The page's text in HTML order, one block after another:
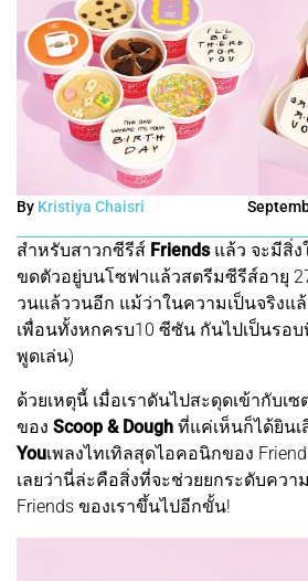
By Kristiya Chaisri
สำหรับสาวกซีรีส์ Friendsแล้ว จะมีสิ่ง
ขดตัวอยู่บนโซฟาแล้วสตรีมซีรีส์อายุ
วนแล้ววนอีก แม้ว่าในความเป็นจริงแล้
เพื่อนทั้งหกครบ10 ซีซัน กันไปเป็นรอ
พูดเล่น)
ด้วยเหตุนี้ เมื่อเราดันไปสะดุดเข้ากับ
ของ Scoop & Dough ที่แค่เห็นก็ได้ยินเ
Youเพลงไทเทิลสุดไอคอนิกของ
เลยว่านี่ล่ะคือสิ่งที่จะช่วยยกระดับคว
Friends ของเราขึ้นไปอีกขั้น!